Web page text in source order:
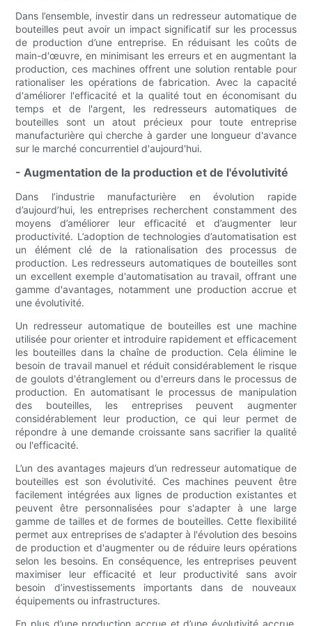
Dans l’ensemble, investir dans un redresseur automatique de
bouteilles peut avoir un impact significatif sur les processus
de production d’une entreprise. En réduisant les coûts de
main-d'œuvre, en minimisant les erreurs et en augmentant la
production, ces machines offrent une solution rentable pour
rationaliser les opérations de fabrication. Avec la capacité
d'améliorer l'efficacité et la qualité tout en économisant du
temps et de l'argent, les redresseurs automatiques de
bouteilles sont un atout précieux pour toute entreprise
manufacturière qui cherche à garder une longueur d'avance
sur le marché concurrentiel d'aujourd'hui.
- Augmentation de la production et de l'évolutivité
Dans l’industrie manufacturière en évolution rapide
d’aujourd’hui, les entreprises recherchent constamment des
moyens d’améliorer leur efficacité et d’augmenter leur
productivité. L’adoption de technologies d’automatisation est
un élément clé de la rationalisation des processus de
production. Les redresseurs automatiques de bouteilles sont
un excellent exemple d'automatisation au travail, offrant une
gamme d'avantages, notamment une production accrue et
une évolutivité.
Un redresseur automatique de bouteilles est une machine
utilisée pour orienter et introduire rapidement et efficacement
les bouteilles dans la chaîne de production. Cela élimine le
besoin de travail manuel et réduit considérablement le risque
de goulots d'étranglement ou d'erreurs dans le processus de
production. En automatisant le processus de manipulation
des bouteilles, les entreprises peuvent augmenter
considérablement leur production, ce qui leur permet de
répondre à une demande croissante sans sacrifier la qualité
ou l'efficacité.
L’un des avantages majeurs d’un redresseur automatique de
bouteilles est son évolutivité. Ces machines peuvent être
facilement intégrées aux lignes de production existantes et
peuvent être personnalisées pour s'adapter à une large
gamme de tailles et de formes de bouteilles. Cette flexibilité
permet aux entreprises de s'adapter à l'évolution des besoins
de production et d'augmenter ou de réduire leurs opérations
selon les besoins. En conséquence, les entreprises peuvent
maximiser leur efficacité et leur productivité sans avoir
besoin d’investissements importants dans de nouveaux
équipements ou infrastructures.